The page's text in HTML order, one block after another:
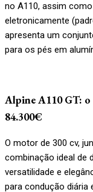
no A110, assim
eletronicamente
apresenta um
para os pés em
Alpine A110 GT:
84.300€
O motor de 300 cv,
combinação ideal de
versatilidade e
para condução diária